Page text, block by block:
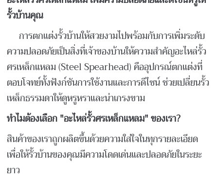
รั้วบ้านคุณ
การตกแต่งรั้วบ้านให้สวยงามไปพร้อมกับการเพิ่มระดับ
ความปลอดภัยเป็นสิ่งที่เจ้าของบ้านให้ความสำคัญอะไหล่รั้ว
ศรเหล็กแหลม (Steel Spearhead) คืออุปกรณ์ตกแต่งที่
ตอบโจทย์ทั้งฟังก์ชันการใช้งานและการดีไซน์ ช่วยเปลี่ยนรั้ว
เหล็กธรรมดาให้ดูหรูหราและน่าเกรงขาม
ทำไมต้องเลือก "อะไหล่รั้วศรเหล็กแหลม" ของเรา?
สินค้าของเราถูกผลิตขึ้นด้วยความใส่ใจในทุกรายละเอียด
เพื่อให้รั้วบ้านของคุณมีความโดดเด่นและปลอดภัยในระยะ
ยาว